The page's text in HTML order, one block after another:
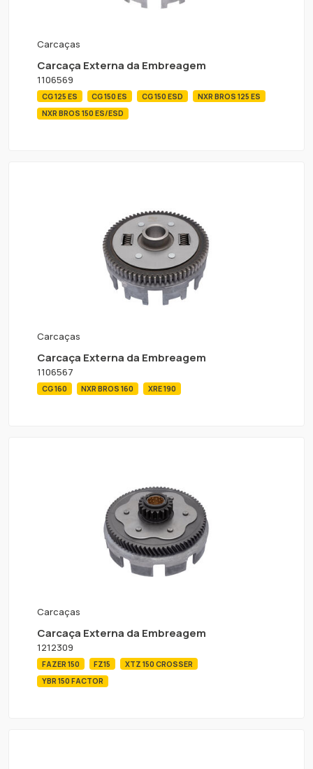
Carcaças
Carcaça Externa da Embreagem
1106569
CG 125 ES CG 150 ES CG 150 ESD
NXR BROS 125 ES
NXR BROS 150 ES/ESD
Carcaças
Carcaça Externa da Embreagem
1106567
CG 160 NXR BROS 160 XRE 190
Carcaças
Carcaça Externa da Embreagem
1212309
FAZER 150 FZ15
XTZ 150 CROSSER
YBR 150 FACTOR